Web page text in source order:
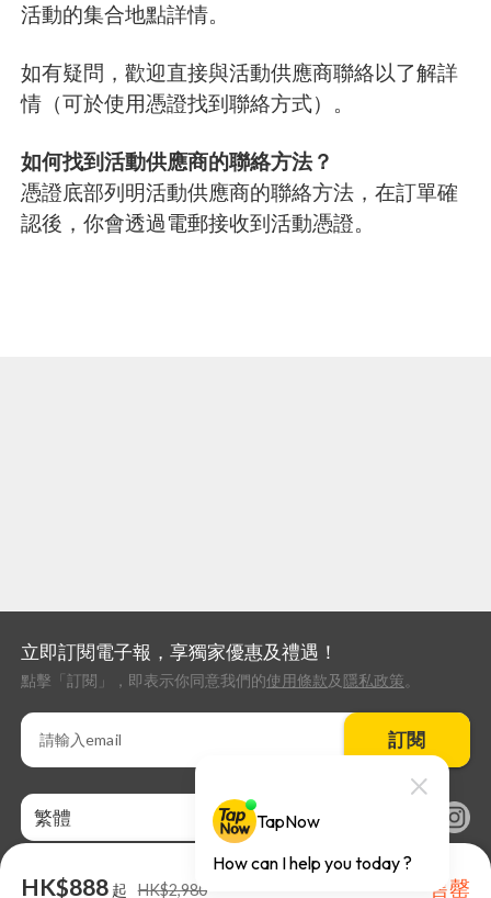
活動的集合地點詳情。
如有疑問，歡迎直接與活動供應商聯絡以了解詳
情（可於使用憑證找到聯絡方式）。
如何找到活動供應商的聯絡方法？
憑證底部列明活動供應商的聯絡方法，在訂單確
認後，你會透過電郵接收到活動憑證。
HK$888 起 HK$2,980 售罄
立即訂閱電子報，享獨家優惠及禮遇！
點擊「訂閱」，即表示你同意我們的使用條款及 隱私政策。
訂閱
繁體